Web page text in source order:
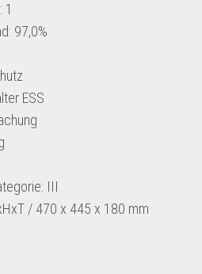
1
97,0%
ESS
III
/ 470 x 445 x 180 mm